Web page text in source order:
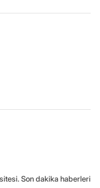
Son dakika haberleri